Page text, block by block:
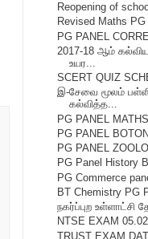
Reopening of
Revised Maths PG
PG PANEL
2017-18 ஆம்
உயர...
SCERT QUIZ
இ-சேவை மூலம்
கல்வித்த...
PG PANEL
PG PANEL
PG PANEL
PG Panel History
PG Commerce
BT Chemistry PG
நகர்ப்புற உள்ளாட்சி
NTSE EXAM
TRUST EXAM